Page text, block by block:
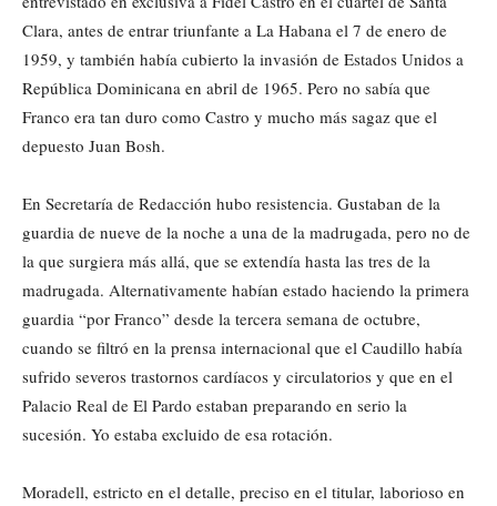
Clara, antes de entrar triunfante a La Habana el 7 de enero de
1959, y también había cubierto la invasión de Estados Unidos a
República Dominicana en abril de 1965. Pero no sabía que
Franco era tan duro como Castro y mucho más sagaz que el
depuesto Juan Bosh.
En Secretaría de Redacción hubo resistencia. Gustaban de la
guardia de nueve de la noche a una de la madrugada, pero no de
la que surgiera más allá, que se extendía hasta las tres de la
madrugada. Alternativamente habían estado haciendo la primera
guardia “por Franco” desde la tercera semana de octubre,
cuando se filtró en la prensa internacional que el Caudillo había
sufrido severos trastornos cardíacos y circulatorios y que en el
Palacio Real de El Pardo estaban preparando en serio la
sucesión. Yo estaba excluido de esa rotación.
Moradell, estricto en el detalle, preciso en el titular, laborioso en